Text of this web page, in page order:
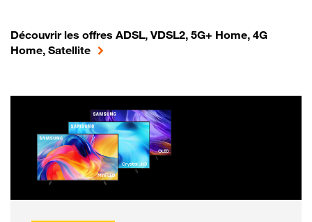
Découvrir les offres ADSL, VDSL2, 5G+ Home, 4G
Home, Satellite